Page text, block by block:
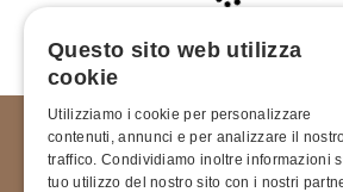
Questo sito web utilizza
cookie
Utilizziamo i cookie per personalizzare
contenuti, annunci e per analizzare il
traffico. Condividiamo inoltre informazioni
tuo utilizzo del nostro sito con i nostri